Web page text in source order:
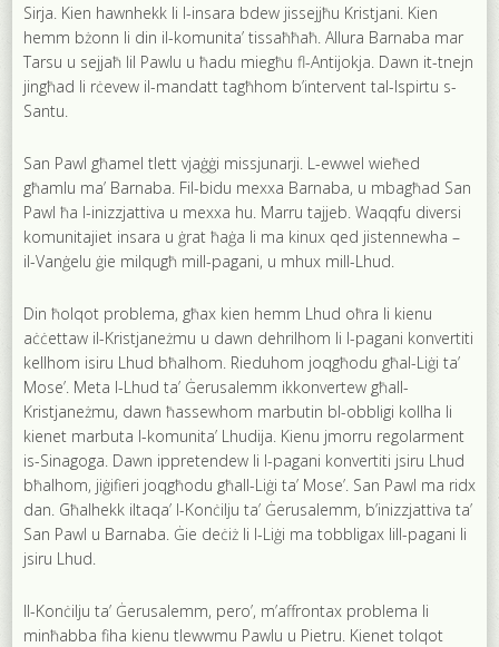
Sirja. Kien hawnhekk li l-insara bdew jissejjħu Kristjani. Kien
hemm bżonn li din il-komunita’ tissaħħaħ. Allura Barnaba mar
Tarsu u sejjaħ lil Pawlu u ħadu miegħu fl-Antijokja. Dawn it-tnejn
jingħad li rċevew il-mandatt tagħhom b’intervent tal-Ispirtu s-
Santu.
San Pawl għamel tlett vjaġġi missjunarji. L-ewwel wieħed
għamlu ma’ Barnaba. Fil-bidu mexxa Barnaba, u mbagħad San
Pawl ħa l-inizzjattiva u mexxa hu. Marru tajjeb. Waqqfu diversi
komunitajiet insara u ġrat ħaġa li ma kinux qed jistennewha –
il-Vanġelu ġie milqugħ mill-pagani, u mhux mill-Lhud.
Din ħolqot problema, għax kien hemm Lhud oħra li kienu
aċċettaw il-Kristjaneżmu u dawn dehrilhom li l-pagani konvertiti
kellhom isiru Lhud bħalhom. Rieduhom joqgħodu għal-Liġi ta’
Mose’. Meta l-Lhud ta’ Ġerusalemm ikkonvertew għall-
Kristjaneżmu, dawn ħassewhom marbutin bl-obbligi kollha li
kienet marbuta l-komunita’ Lhudija. Kienu jmorru regolarment
is-Sinagoga. Dawn ippretendew li l-pagani konvertiti jsiru Lhud
bħalhom, jiġifieri joqgħodu għall-Liġi ta’ Mose’. San Pawl ma ridx
dan. Għalhekk iltaqa’ l-Konċilju ta’ Ġerusalemm, b’inizzjattiva ta’
San Pawl u Barnaba. Ġie deċiż li l-Liġi ma tobbligax lill-pagani li
jsiru Lhud.
Il-Konċilju ta’ Ġerusalemm, pero’, m’affrontax problema li
minħabba fiha kienu tlewwmu Pawlu u Pietru. Kienet tolqot